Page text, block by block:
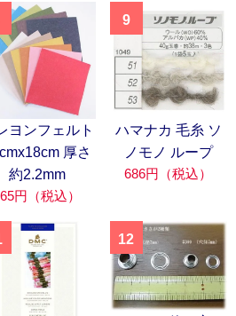
ヨンフェルト
厚さ
約2.2mm
円（税込）
9
ハマナカ 毛糸 ソ
ノモノ ループ
686円（税込）
12